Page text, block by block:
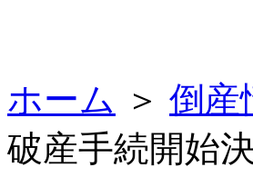
ホーム ＞ 倒産
破産手続開始